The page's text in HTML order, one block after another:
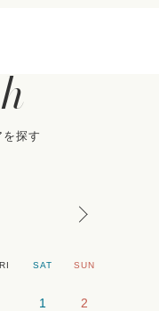
探す
SAT SUN
1 2